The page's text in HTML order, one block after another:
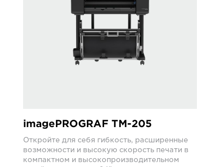
imagePROGRAF TM-205
Откройте для себя гибкость, расширенные
возможности и высокую скорость печати в
компактном и высокопроизводительном